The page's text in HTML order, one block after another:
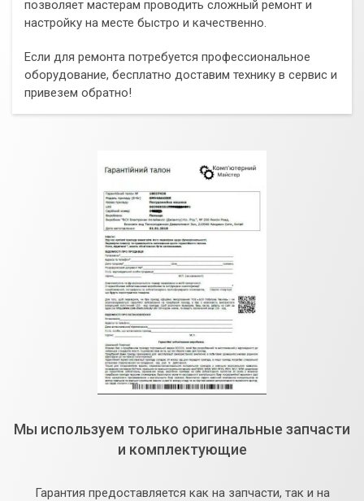
позволяет мастерам проводить сложный ремонт и
настройку на месте быстро и качественно.
Если для ремонта потребуется профессиональное
оборудование, бесплатно доставим технику в сервис и
привезем обратно!
Мы используем только оригинальные запчасти
и комплектующие
Гарантия предоставляется как на запчасти, так и на